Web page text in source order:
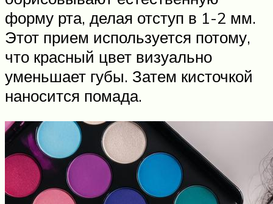
форму рта, делая отступ в 1-2 мм.
Этот прием используется потому,
что красный цвет визуально
уменьшает губы. Затем кисточкой
наносится помада.